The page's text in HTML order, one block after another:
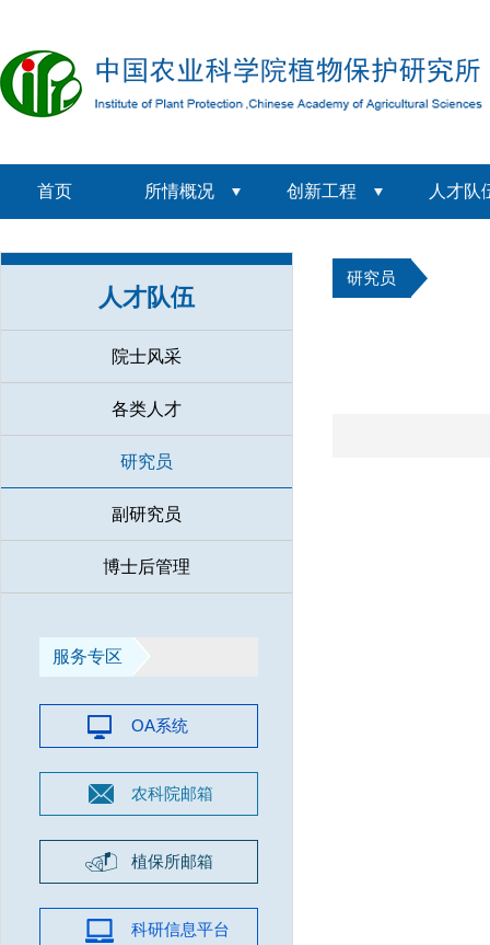
首页 所情概况 创新工程 人才队
人才队伍
院士风采
各类人才
研究员
副研究员
博士后管理
服务专区
OA系统
农科院邮箱
植保所邮箱
科研信息平台
研究员